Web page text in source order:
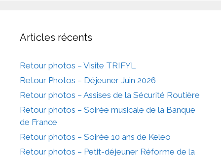
Articles récents
Retour photos – Visite TRIFYL
Retour Photos – Déjeuner Juin 2026
Retour photos – Assises de la Sécurité Routière
Retour photos – Soirée musicale de la Banque
de France
Retour photos – Soirée 10 ans de Keleo
Retour photos – Petit-déjeuner Réforme de la